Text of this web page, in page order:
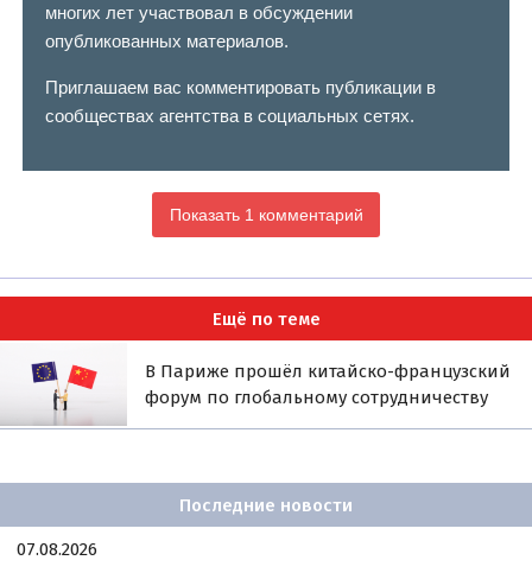
многих лет участвовал в обсуждении
опубликованных материалов.
Приглашаем вас комментировать публикации в
сообществах агентства в социальных сетях.
Показать 1 комментарий
Ещё по теме
В Париже прошёл китайско-французский
форум по глобальному сотрудничеству
Последние новости
07.08.2026